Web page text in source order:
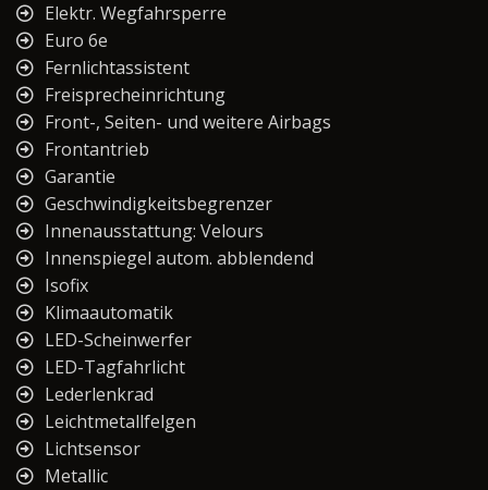
Elektr. Wegfahrsperre
Euro 6e
Fernlichtassistent
Freisprecheinrichtung
Front-, Seiten- und weitere Airbags
Frontantrieb
Garantie
Geschwindigkeitsbegrenzer
Innenausstattung: Velours
Innenspiegel autom. abblendend
Isofix
Klimaautomatik
LED-Scheinwerfer
LED-Tagfahrlicht
Lederlenkrad
Leichtmetallfelgen
Lichtsensor
Metallic